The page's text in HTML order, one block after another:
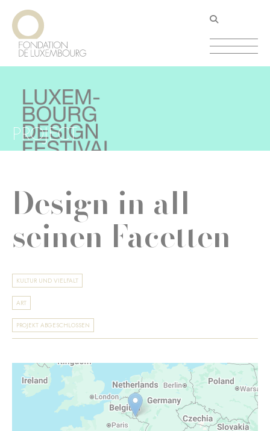
Direkt
zum
Inhalt
PROJECT
Design in all
seinen Facetten
KULTUR UND VIELFALT
ART
PROJEKT ABGESCHLOSSEN
Cookie-Einstellungen